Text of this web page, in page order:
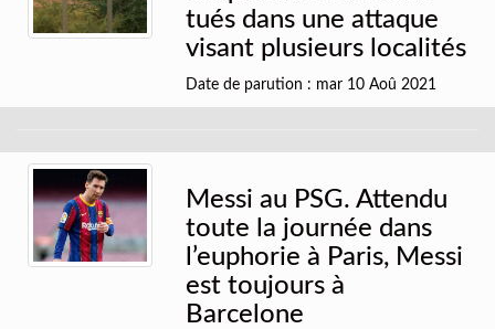
tués dans une attaque
visant plusieurs localités
Date de parution : mar 10 Aoû 2021
Messi au PSG. Attendu
toute la journée dans
l’euphorie à Paris, Messi
est toujours à
Barcelone